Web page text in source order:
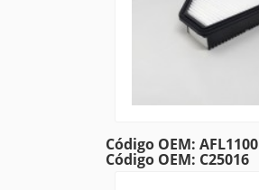
Código OEM: AFL1100
Código OEM: C25016